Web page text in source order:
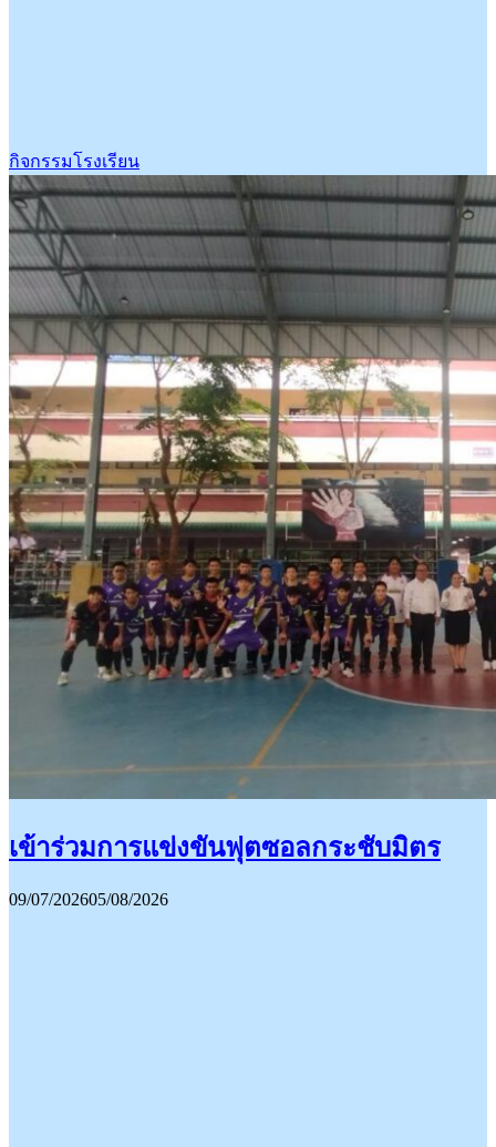
กิจกรรมโรงเรียน
เข้าร่วมการแข่งขันฟุตซอลกระชับมิตร
09/07/202605/08/2026